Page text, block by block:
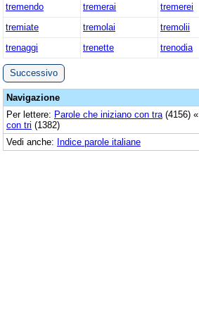
tremendo
tremerai tremerei
tremiate
tremolai tremolii
trenaggi
trenette trenodia
Successivo
Navigazione
Per lettere: Parole che iniziano con tra (4156) «
con tri (1382)
Vedi anche: Indice parole italiane